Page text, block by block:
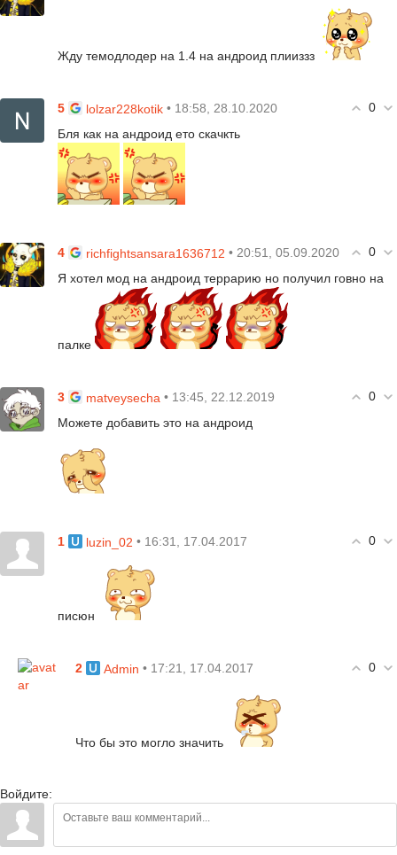
Жду темодлодер на 1.4 на андроид плииззз
0
5 lolzar228kotik • 18:58, 28.10.2020
Бля как на андроид ето скачкть
0
4 richfightsansara1636712 • 20:51, 05.09.2020
Я хотел мод на андроид террарию но получил говно на
палке
0
3 matveysecha • 13:45, 22.12.2019
Можете добавить это на андроид
0
1 luzin_02 • 16:31, 17.04.2017
писюн
0
2 Admin • 17:21, 17.04.2017
Что бы это могло значить
Войдите: